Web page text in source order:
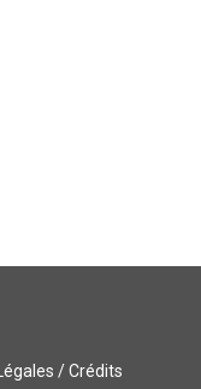
/ Crédits